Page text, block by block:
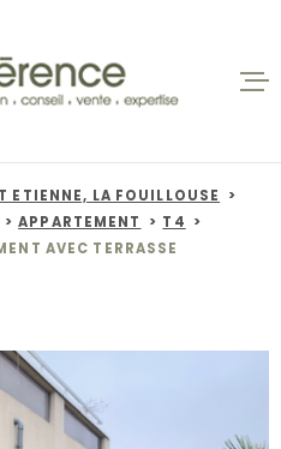
ACCUEIL
VENTES
BIENS
ETIENNE, LA FOUILLOUSE
APPARTEMENT
T4
AVEC TERRASSE